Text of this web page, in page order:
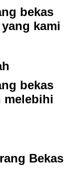
bekas
kami
bekas
melebihi
Bekas